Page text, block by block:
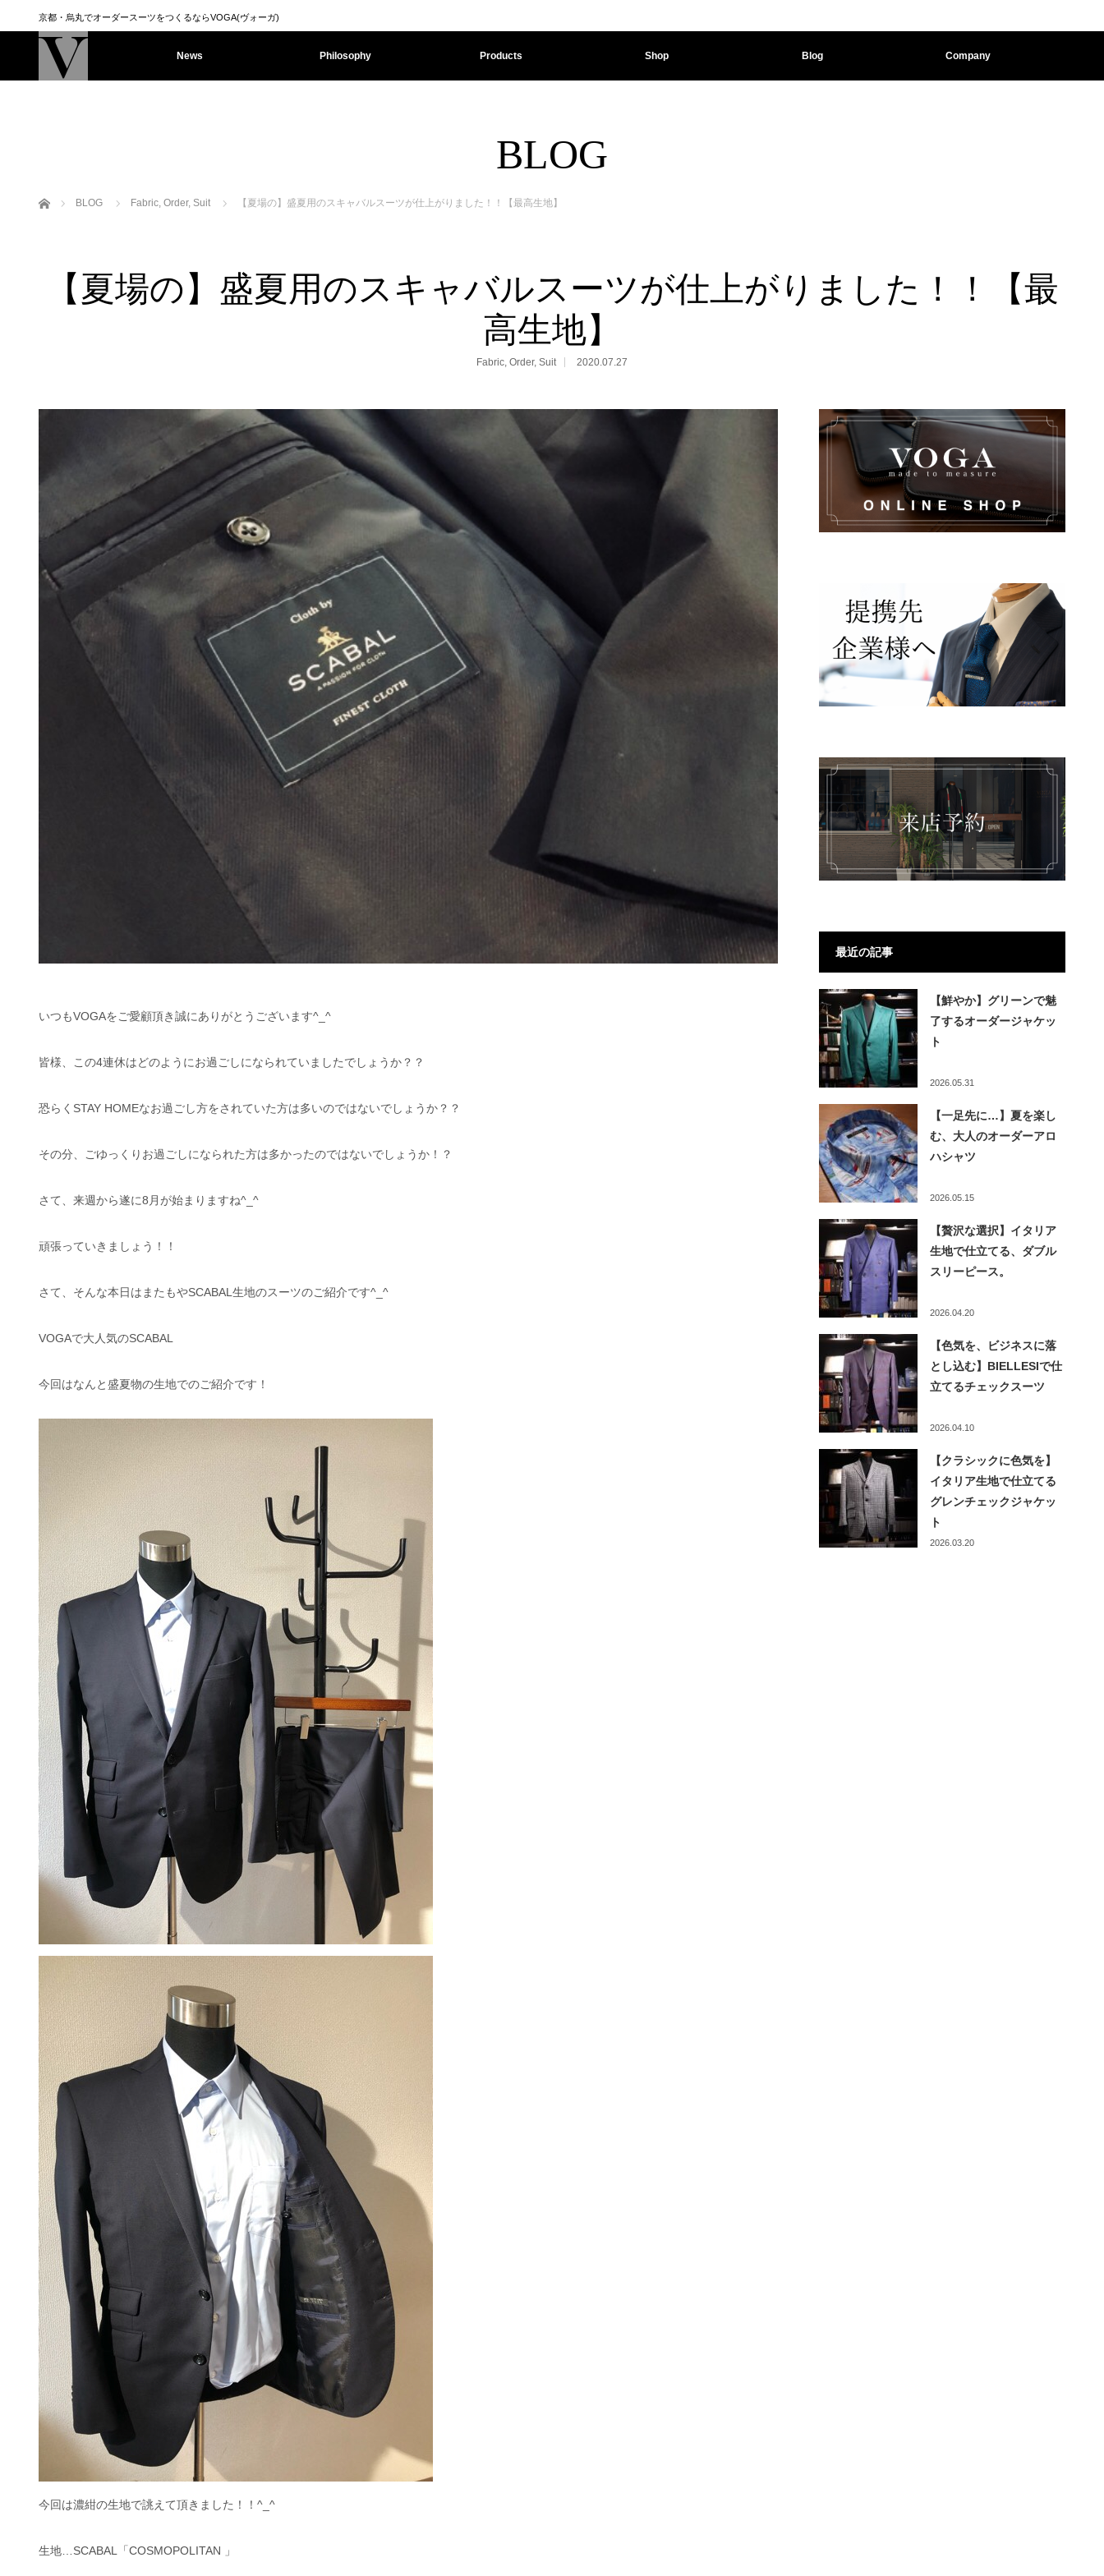
京都・烏丸でオーダースーツをつくるならVOGA(ヴォーガ)
News Philosophy Products Shop Blog Company
BLOG
ホーム BLOG Fabric, Order, Suit 【夏場の】盛夏用のスキャバルスーツが仕上がりました！！【最高生地】
【夏場の】盛夏用のスキャバルスーツが仕上がりました！！【最
高生地】
Fabric, Order, Suit 2020.07.27
いつもVOGAをご愛顧頂き誠にありがとうございます^_^
皆様、この4連休はどのようにお過ごしになられていましたでしょうか？？
恐らくSTAY HOMEなお過ごし方をされていた方は多いのではないでしょうか？？
その分、ごゆっくりお過ごしになられた方は多かったのではないでしょうか！？
さて、来週から遂に8月が始まりますね^_^
頑張っていきましょう！！
さて、そんな本日はまたもやSCABAL生地のスーツのご紹介です^_^
VOGAで大人気のSCABAL
今回はなんと盛夏物の生地でのご紹介です！
今回は濃紺の生地で誂えて頂きました！！^_^
生地…SCABAL「COSMOPOLITAN 」
最近の記事
【鮮やか】グリーンで魅
了するオーダージャケッ
ト
2026.05.31
【一足先に…】夏を楽し
む、大人のオーダーアロ
ハシャツ
2026.05.15
【贅沢な選択】イタリア
生地で仕立てる、ダブル
スリーピース。
2026.04.20
【色気を、ビジネスに落
とし込む】BIELLESIで仕
立てるチェックスーツ
2026.04.10
【クラシックに色気を】
イタリア生地で仕立てる
グレンチェックジャケッ
ト
2026.03.20